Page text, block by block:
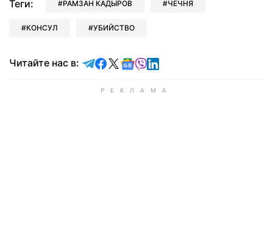
Теги: РАМЗАН КАДЫРОВ ЧЕЧНЯ
КОНСУЛ УБИЙСТВО
Читайте нас в: Читайте в Telegram
Читайте в Facebook
Читайте в X
Читайте в Google news
Читайте в Viber
Читайте в LinkedIn